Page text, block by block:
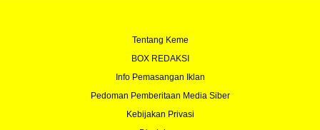
Tentang Keme
BOX REDAKSI
Info Pemasangan Iklan
Pedoman Pemberitaan Media Siber
Kebijakan Privasi